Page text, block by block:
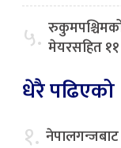
५. मेयरसहित ११
धेरै पढिएको
१.